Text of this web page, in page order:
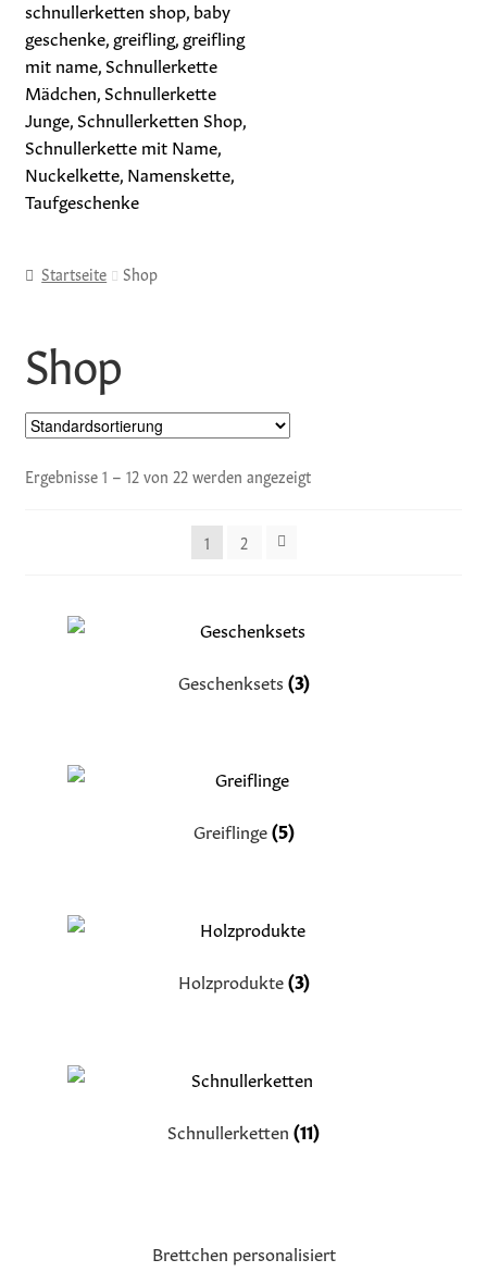
Schnullerketten
Geschenksets
Holzprodukte
Startseite Shop
Shop
Ergebnisse 1 – 12 von 22 werden angezeigt
1 2
Geschenksets (3)
Greiflinge(5)
Holzprodukte(3)
Schnullerketten (11)
Brettchen personalisiert